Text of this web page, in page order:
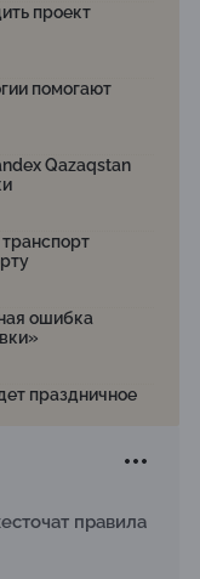
проект
помогают
Qazaqstan
ошибка
праздничное
для
правила